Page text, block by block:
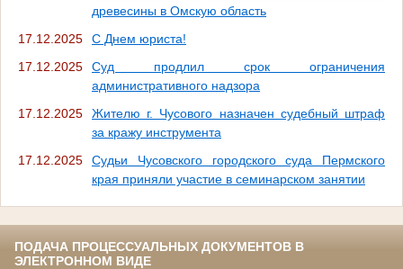
древесины в Омскую область
17.12.2025
С Днем юриста!
17.12.2025
Суд продлил срок ограничения
административного надзора
17.12.2025
Жителю г. Чусового назначен судебный штраф
за кражу инструмента
17.12.2025
Судьи Чусовского городского суда Пермского
края приняли участие в семинарском занятии
ПОДАЧА ПРОЦЕССУАЛЬНЫХ ДОКУМЕНТОВ В
ЭЛЕКТРОННОМ ВИДЕ